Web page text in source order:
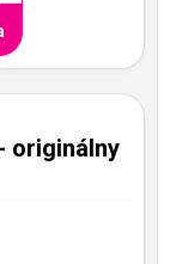
originálny